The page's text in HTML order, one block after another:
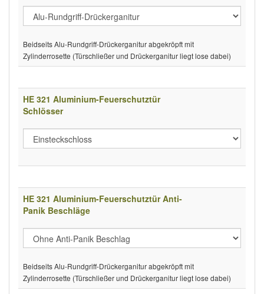
Beidseits Alu-Rundgriff-Drückerganitur abgekröpft mit
Zylinderrosette (Türschließer und Drückerganitur liegt lose dabei)
HE 321 Aluminium-Feuerschutztür
Schlösser
HE 321 Aluminium-Feuerschutztür Anti-
Panik Beschläge
Beidseits Alu-Rundgriff-Drückerganitur abgekröpft mit
Zylinderrosette (Türschließer und Drückerganitur liegt lose dabei)